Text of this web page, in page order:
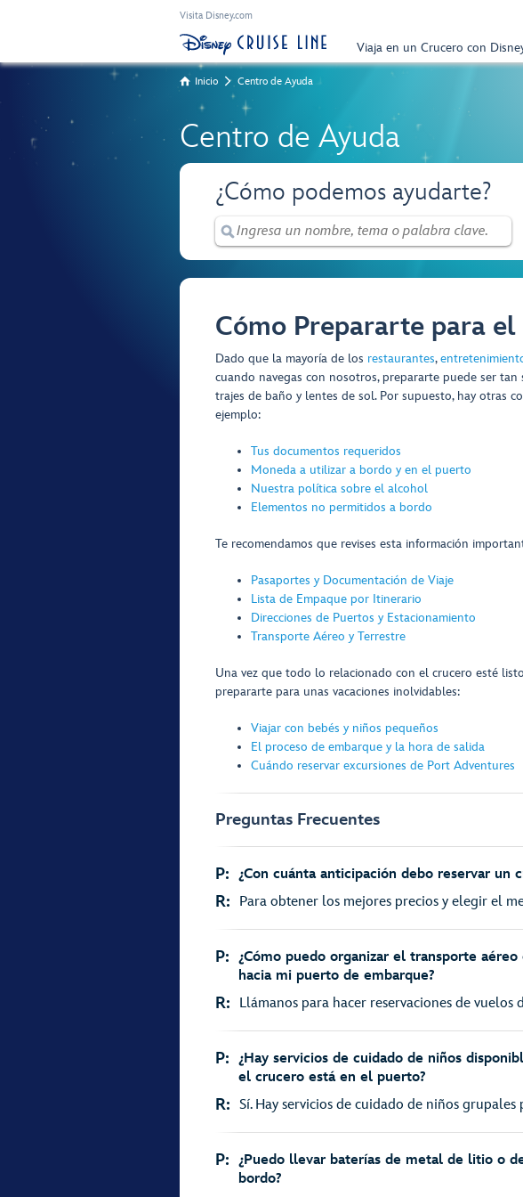
Visita Disney.com
Viaja en un Crucero con
Inicio Centro de Ayuda
Centro de Ayuda
¿Cómo podemos ayudarte?
Cómo Prepararte para
Dado que la mayoría de los restaurantes,
cuando navegas con nosotros, prepararte puede ser tan
trajes de baño y lentes de sol. Por supuesto, hay otras
ejemplo:
Tus documentos requeridos
Moneda a utilizar a bordo y en el puerto
Nuestra política sobre el alcohol
Elementos no permitidos a bordo
Te recomendamos que revises esta información
Pasaportes y Documentación de Viaje
Lista de Empaque por Itinerario
Direcciones de Puertos y Estacionamiento
Transporte Aéreo y Terrestre
Una vez que todo lo relacionado con el crucero esté
prepararte para unas vacaciones inolvidables:
Viajar con bebés y niños pequeños
El proceso de embarque y la hora de salida
Cuándo reservar excursiones de Port Adventures
Preguntas Frecuentes
P: ¿Con cuánta anticipación debo reservar un
R: Para obtener los mejores precios y elegir el
P: ¿Cómo puedo organizar el transporte
hacia mi puerto de embarque?
R: Llámanos para hacer reservaciones de vuelos
P: ¿Hay servicios de cuidado de niños
el crucero está en el puerto?
R: Sí. Hay servicios de cuidado de niños grupales
P: ¿Puedo llevar baterías de metal de litio o
bordo?